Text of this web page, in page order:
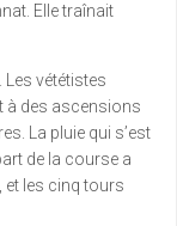
Elle traînait
Les vététistes
à des ascensions
La pluie qui s’est
de la course a
et les cinq tours